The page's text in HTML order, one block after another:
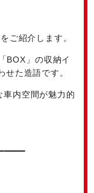
ご紹介します。
BOX」の収納イ
せた造語です。
車内空間が魅力的